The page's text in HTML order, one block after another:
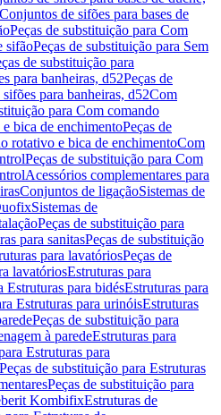
de sifões para bases de
Peças de substituição para Com
sifãoPeças de substituição para Sem
de substituição para
para banheiras, d52Peças de
para banheiras, d52Com
para Com comando
bica de enchimentoPeças de
rotativo e bica de enchimentoCom
Peças de substituição para Com
Acessórios complementares para
Conjuntos de ligaçãoSistemas de
Sistemas de
Peças de substituição para
para sanitasPeças de substituição
para lavatóriosPeças de
lavatóriosEstruturas para
Estruturas para bidésEstruturas para
Estruturas para urinóisEstruturas
Peças de substituição para
à paredeEstruturas para
Estruturas para
Peças de substituição para Estruturas
Peças de substituição para
KombifixEstruturas de